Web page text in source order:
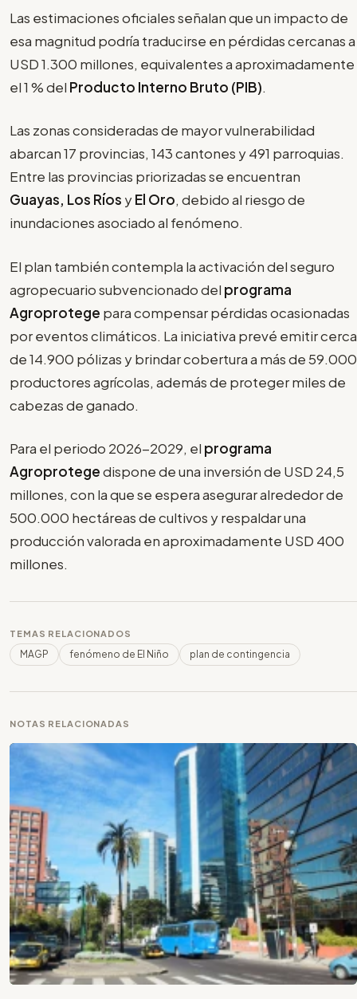
Las estimaciones oficiales señalan que un impacto de
esa magnitud podría traducirse en pérdidas cercanas a
USD 1.300 millones, equivalentes a aproximadamente
el 1 % del Producto Interno Bruto (PIB).
Las zonas consideradas de mayor vulnerabilidad
abarcan 17 provincias, 143 cantones y 491 parroquias.
Entre las provincias priorizadas se encuentran
Guayas, Los Ríos yEl Oro, debido al riesgo de
inundaciones asociado al fenómeno.
El plan también contempla la activación del seguro
agropecuario subvencionado del programa
Agroprotege para compensar pérdidas ocasionadas
por eventos climáticos. La iniciativa prevé emitir cerca
de 14.900 pólizas y brindar cobertura a más de 59.000
productores agrícolas, además de proteger miles de
cabezas de ganado.
Para el periodo 2026-2029, el programa
Agroprotegedispone de una inversión de USD 24,5
millones, con la que se espera asegurar alrededor de
500.000 hectáreas de cultivos y respaldar una
producción valorada en aproximadamente USD 400
millones.
TEMAS RELACIONADOS
MAGP fenómeno de El Niño plan de contingencia
NOTAS RELACIONADAS